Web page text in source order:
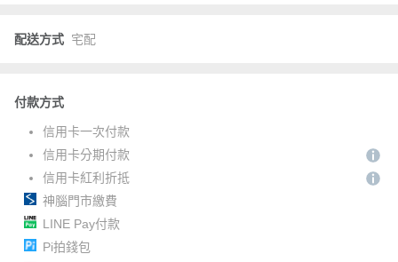
配送方式 宅配
付款方式
信用卡一次付款
信用卡分期付款
信用卡紅利折抵
神腦門市繳費
LINE Pay付款
Pi拍錢包